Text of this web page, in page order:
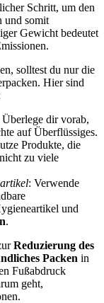
Schritt, um den
und somit
Gewicht bedeutet
solltest du nur die
Hier sind
dir vorab,
auf Überflüssiges.
Produkte, die
zu viele
: Verwende
und
.
Reduzierung des
Packen in
Fußabdruck
geht,